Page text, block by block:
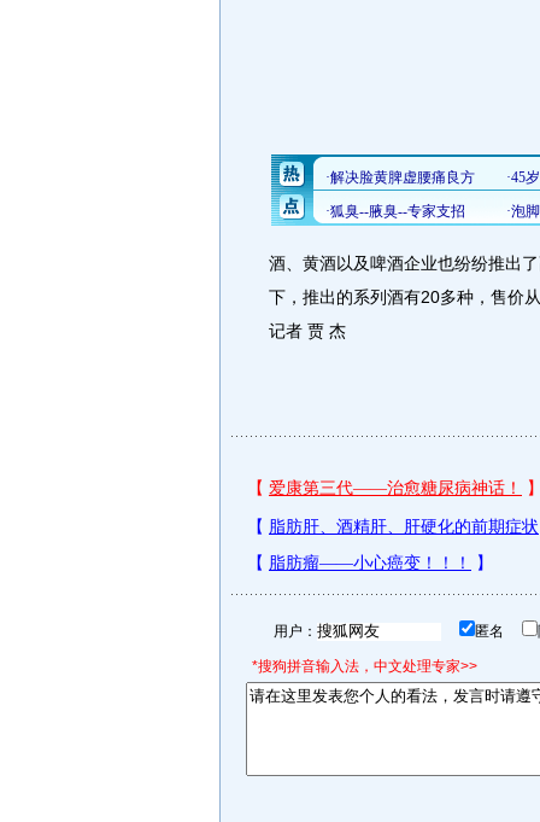
酒、黄酒以及啤酒企业也纷纷推出
下，推出的系列酒有20多种，售价
记者 贾 杰
用户： 匿名
*搜狗拼音输入法，中文处理专家>>